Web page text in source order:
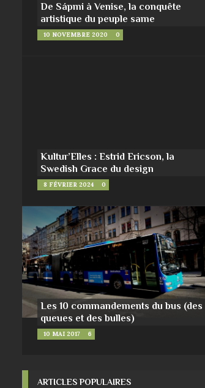
De Sápmi à Venise, la conquête
artistique du peuple same
10 NOVEMBRE 2020 0
Kultur’Elles : Estrid Ericson, la
Swedish Grace du design
8 FÉVRIER 2024 0
Les 10 commandements du bus (des
queues et des bulles)
10 MAI 2017 6
ARTICLES POPULAIRES